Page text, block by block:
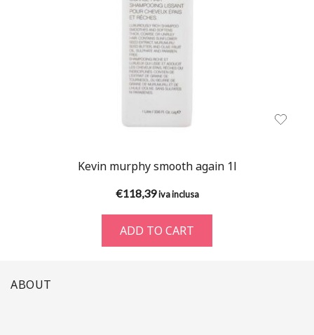
Kevin murphy smooth again 1l
€118,39 iva inclusa
ADD TO CART
ABOUT